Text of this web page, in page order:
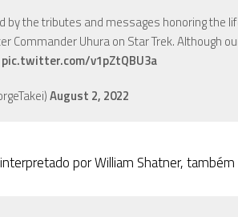
by the tributes and messages honoring the
Commander Uhura on Star Trek. Although
pic.twitter.com/v1pZtQBU3a
August 2, 2022
por William Shatner,